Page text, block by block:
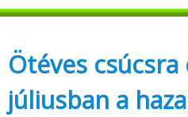
Megújuló és
Ötéves
júliusban a